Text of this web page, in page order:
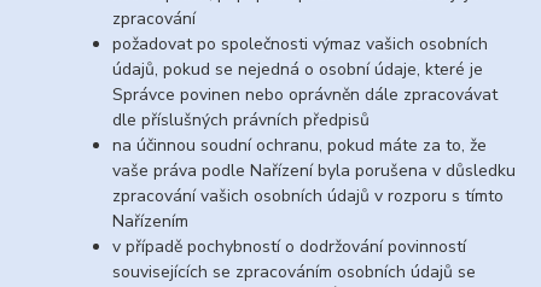
zpracování
požadovat po společnosti výmaz vašich osobních
údajů, pokud se nejedná o osobní údaje, které je
Správce povinen nebo oprávněn dále zpracovávat
dle příslušných právních předpisů
na účinnou soudní ochranu, pokud máte za to, že
vaše práva podle Nařízení byla porušena v důsledku
zpracování vašich osobních údajů v rozporu s tímto
Nařízením
v případě pochybností o dodržování povinností
souvisejících se zpracováním osobních údajů se